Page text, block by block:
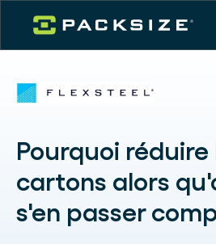
Pourquoi
cartons alors
s'en passer